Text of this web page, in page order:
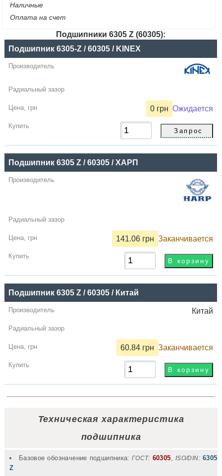
Наличные
Оплата на счет
Подшипники 6305 Z (60305):
Название
Производитель
Радиальный
зазор
Цена,
грн
Подшипник 6305-Z / 60305 / KINEX
0 грн Ожидается
Подшипник 6305 Z / 60305 / ХАРП
141.06 грн Заканчивается
Подшипник 6305 Z / 60305 / Китай
Китай
60.84 грн Заканчивается
Техническая характеристика
подшипника
Базовое обозначение подшипника: ГОСТ: 60305 ISO/DIN: 6305
Z